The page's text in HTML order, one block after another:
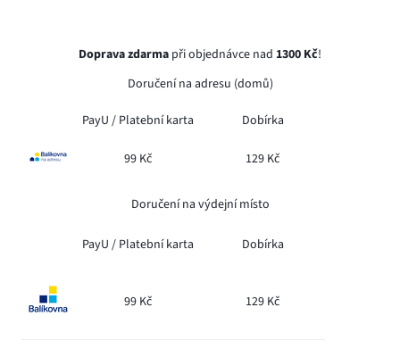
Doprava zdarma při objednávce nad 1300 Kč!
Doručení na adresu (domů)
PayU / Platební karta Dobírka
99 Kč 129 Kč
Doručení na výdejní místo
PayU / Platební karta Dobírka
99 Kč 129 Kč